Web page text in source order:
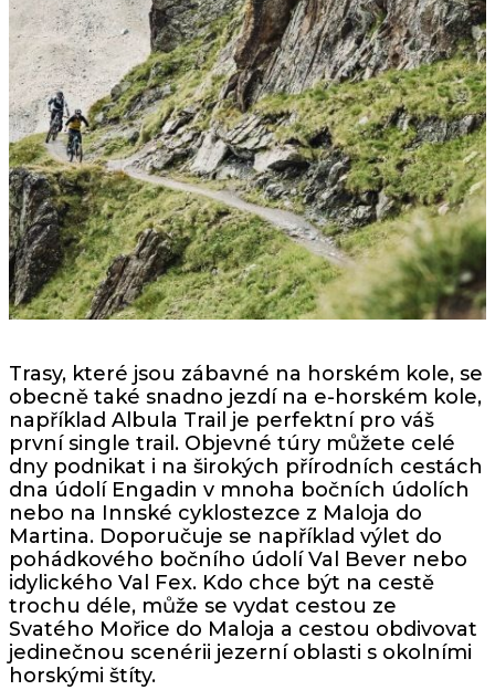
Trasy, které jsou zábavné na horském kole, se
obecně také snadno jezdí na e-horském kole,
například Albula Trail je perfektní pro váš
první single trail. Objevné túry můžete celé
dny podnikat i na širokých přírodních cestách
dna údolí Engadin v mnoha bočních údolích
nebo na Innské cyklostezce z Maloja do
Martina. Doporučuje se například výlet do
pohádkového bočního údolí Val Bever nebo
idylického Val Fex. Kdo chce být na cestě
trochu déle, může se vydat cestou ze
Svatého Mořice do Maloja a cestou obdivovat
jedinečnou scenérii jezerní oblasti s okolními
horskými štíty.